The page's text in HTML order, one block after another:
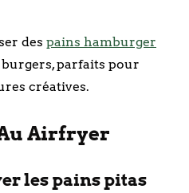
des pains hamburger
parfaits pour
créatives.
Au Airfryer
les pains pitas